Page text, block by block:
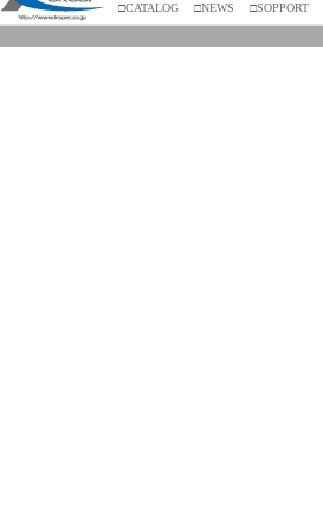
□CATALOG □NEWS □SOPPORT